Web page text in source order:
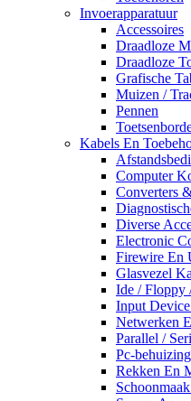
Invoerapparatuur
Accessoires
Draadloze
Draadloze
Grafische
Muizen /
Pennen
Kabels En
Computer
Converters
Diverse
Electronic
Firewire En
Glasvezel
Ide / Floppy
Input
Netwerken
Parallel /
Pc-
Rekken En